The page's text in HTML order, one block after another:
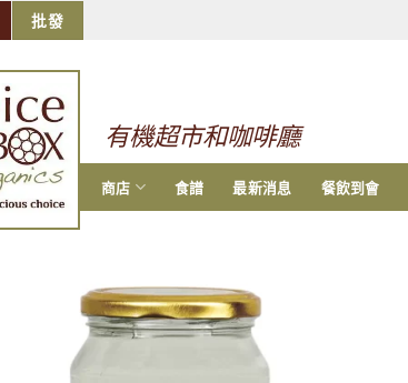
批發
有機超市和咖啡廳
商店 食譜 最新消息 餐飲到會